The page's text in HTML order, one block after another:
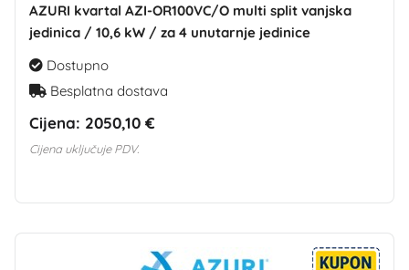
AZURI kvartal AZI-OR100VC/O multi split vanjska
jedinica / 10,6 kW / za 4 unutarnje jedinice
Dostupno
Besplatna dostava
Cijena: 2050,10 €
Cijena uključuje PDV.